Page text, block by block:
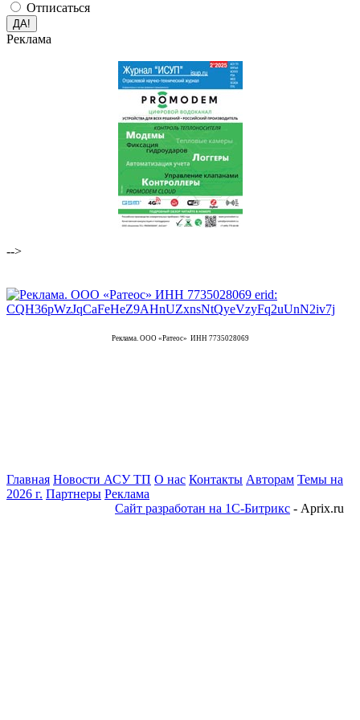
Отписаться
Реклама
-->
Реклама. ООО «Ратеос» ИНН 7735028069
Главная Новости АСУ ТП О нас Контакты Авторам Темы на
2026 г. Партнеры Реклама
Сайт разработан на 1С-Битрикс - Aprix.ru